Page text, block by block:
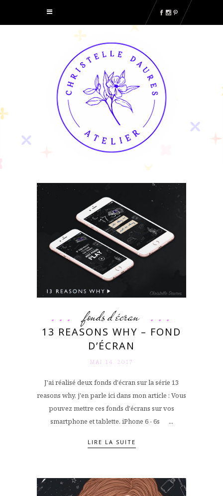
fonds d'écran
13 REASONS WHY – FOND
D’ÉCRAN
MAI 14. 2017
J'ai réalisé deux fonds d'écran sur la série 13
reasons why, j'en parle ici dans mon article : Vous
pouvez mettre ces fonds d'écrans sur vos
smartphone et tablette. iPhone 6 - 6s ...
LIRE LA SUITE